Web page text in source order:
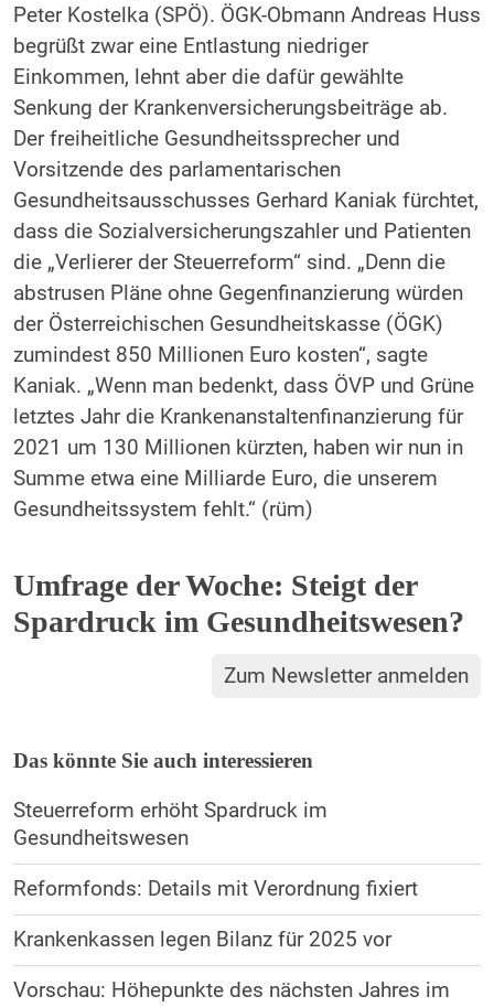
Peter Kostelka (SPÖ). ÖGK-Obmann Andreas Huss
begrüßt zwar eine Entlastung niedriger
Einkommen, lehnt aber die dafür gewählte
Senkung der Krankenversicherungsbeiträge ab.
Der freiheitliche Gesundheitssprecher und
Vorsitzende des parlamentarischen
Gesundheitsausschusses Gerhard Kaniak fürchtet,
dass die Sozialversicherungszahler und Patienten
die „Verlierer der Steuerreform“ sind. „Denn die
abstrusen Pläne ohne Gegenfinanzierung würden
der Österreichischen Gesundheitskasse (ÖGK)
zumindest 850 Millionen Euro kosten“, sagte
Kaniak. „Wenn man bedenkt, dass ÖVP und Grüne
letztes Jahr die Krankenanstaltenfinanzierung für
2021 um 130 Millionen kürzten, haben wir nun in
Summe etwa eine Milliarde Euro, die unserem
Gesundheitssystem fehlt.“ (rüm)
Umfrage der Woche: Steigt der
Spardruck im Gesundheitswesen?
Zum Newsletter anmelden
Das könnte Sie auch interessieren
Steuerreform erhöht Spardruck im
Gesundheitswesen
Reformfonds: Details mit Verordnung fixiert
Krankenkassen legen Bilanz für 2025 vor
Vorschau: Höhepunkte des nächsten Jahres im